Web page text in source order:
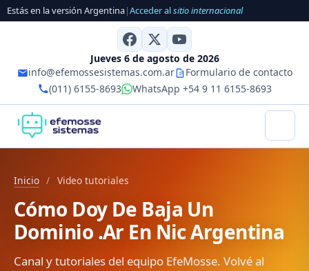
Estás en la versión Argentina|Acceder alsitio internacional
Jueves 6 de agosto de 2026
info@efemossesistemas.com.ar
Formulario de contacto
(011) 6155-8693
WhatsApp +54 9 11 6155-8693
Inicio / Video tutoriales
Cómo Doy De Baja Un
Dominio .Ar En Nic Argentina
Canal y tutoriales del equipo EfeMosse. Volvé al